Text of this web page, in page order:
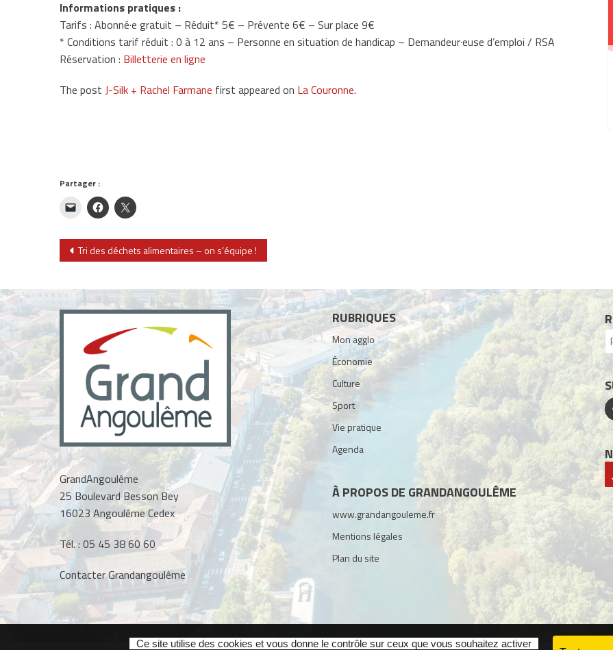
Informations pratiques :
Tarifs : Abonné·e gratuit – Réduit* 5€ – Prévente 6€ – Sur place 9€
* Conditions tarif réduit : 0 à 12 ans – Personne en situation de handicap – Demandeur·euse d’emploi / RSA
Réservation : Billetterie en ligne
The post J-Silk + Rachel Farmane first appeared on La Couronne.
Partager :
Navigation
l’article
Tri des déchets alimentaires – on s’équipe !
GrandAngoulême
25 Boulevard Besson Bey
16023 Angoulême Cedex
Tél. :05 45 38 60 60
Contacter Grandangoulême
RUBRIQUES
Mon agglo
Économie
Culture
Sport
Vie pratique
Agenda
À PROPOS DE GRANDANGOULÊME
www.grandangouleme.fr
Mentions légales
Plan du site
Ce site utilise des cookies et vous donne le contrôle sur ceux que vous souhaitez activer